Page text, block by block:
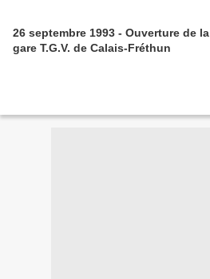
26 septembre 1993 - Ouverture de la
gare T.G.V. de Calais-Fréthun